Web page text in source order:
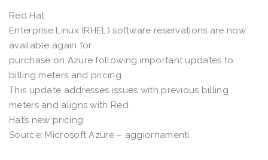
Red Hat
Enterprise Linux (RHEL) software reservations are now
available again for
purchase on Azure following important updates to
billing meters and pricing.
This update addresses issues with previous billing
meters and aligns with Red
Hat’s new pricing
Source: Microsoft Azure – aggiornamenti